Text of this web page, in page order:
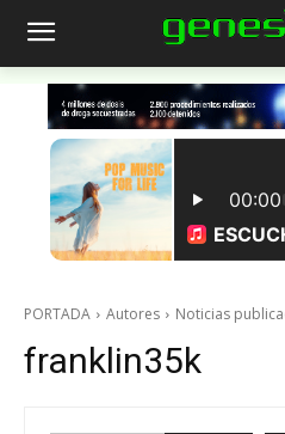
PORTADA Autores Noticias
franklin35k